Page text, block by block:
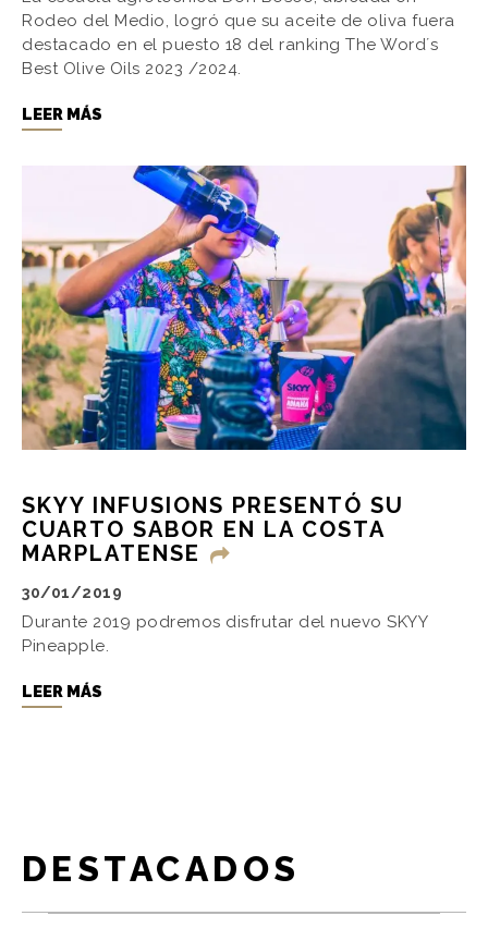
Rodeo del Medio, logró que su aceite de oliva fuera
destacado en el puesto 18 del ranking The Word´s
Best Olive Oils 2023 /2024.
LEER MÁS
SKYY INFUSIONS PRESENTÓ SU
CUARTO SABOR EN LA COSTA
MARPLATENSE
30/01/2019
Durante 2019 podremos disfrutar del nuevo SKYY
Pineapple.
LEER MÁS
DESTACADOS